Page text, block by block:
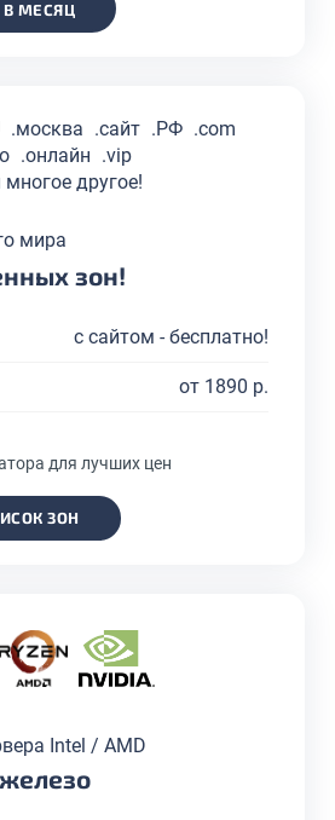
В МЕСЯЦ
.москва .сайт .РФ .com
.онлайн .vip
многое другое!
мира
зон!
с сайтом - бесплатно!
от 1890 р.
для лучших цен
ЗОН
Intel / AMD